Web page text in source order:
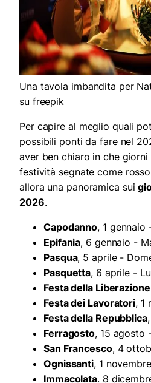
Una tavola imbandita per
su freepik
Per capire al meglio quali
possibili ponti da fare nel
aver ben chiaro in che
festività segnate come
allora una panoramica sui
2026.
Capodanno, 1 gennaio
Epifania, 6 gennaio -
Pasqua, 5 aprile -
Pasquetta, 6 aprile -
Festa della Liberazione
Festa dei Lavoratori, 1
Festa della Repubblica
Ferragosto, 15 agosto
San Francesco, 4
Ognissanti, 1
Immacolata. 8